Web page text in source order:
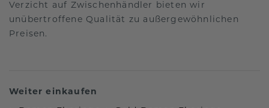
Verzicht auf Zwischenhändler bieten wir
unübertroffene Qualität zu außergewöhnlichen
Preisen.
Weiter einkaufen